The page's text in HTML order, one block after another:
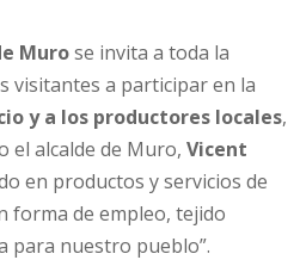
Murose invita a toda la
visitantes a participar en la
y a los productores locales,
el alcalde de Muro, Vicent
en productos y servicios de
forma de empleo, tejido
para nuestro pueblo”.